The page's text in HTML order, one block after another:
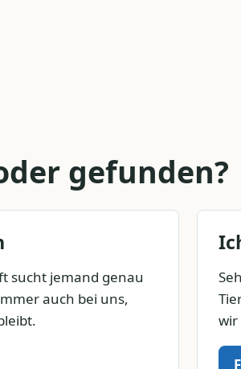
gefunden?
sucht jemand genau
auch bei uns,
wir